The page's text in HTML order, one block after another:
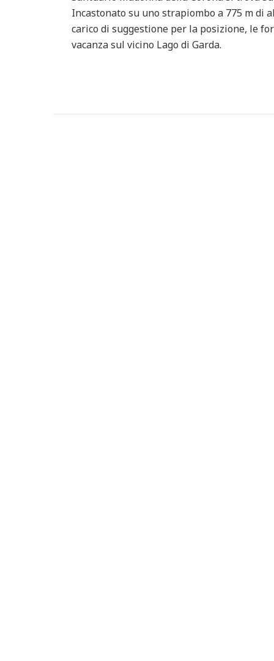
Incastonato su uno strapiombo a 775 m di
carico di suggestione per la posizione, le
vacanza sul vicino Lago di Garda.